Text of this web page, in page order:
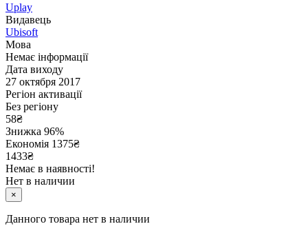
Uplay
Видавець
Ubisoft
Мова
Немає інформації
Дата виходу
27 октября 2017
Регіон активації
Без регіону
58₴
Знижка 96%
Економія 1375₴
1433₴
Немає в наявності!
Нет в наличии
×
Данного товара нет в наличии